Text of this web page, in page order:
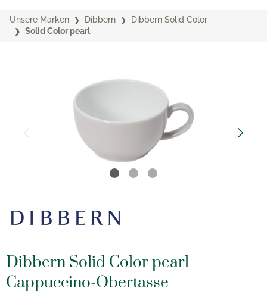
Unsere Marken Dibbern
Dibbern Solid Color
Solid Color pearl
Dibbern Solid Color pearl
Cappuccino-Obertasse